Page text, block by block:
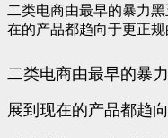
二类电商由最早的暴力
在的产品都趋向于更正
二类电商由最早的暴
展到现在的产品都趋